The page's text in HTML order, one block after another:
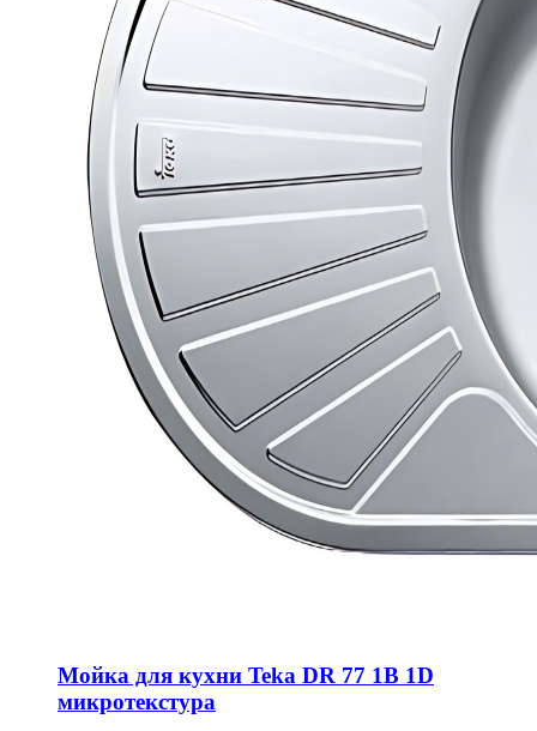
Мойка для кухни Teka DR 77 1B 1D
микротекстура